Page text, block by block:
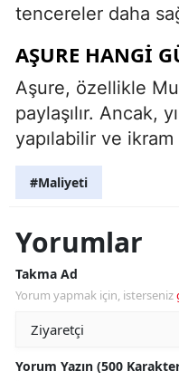
tencereler daha
AŞURE HANGI
Aşure, özellikle
paylaşılır. Ancak,
yapılabilir ve
#Maliyeti
Yorumlar
Takma Ad
Yorum yapmak için, isterseniz
Yorum Yazın (500